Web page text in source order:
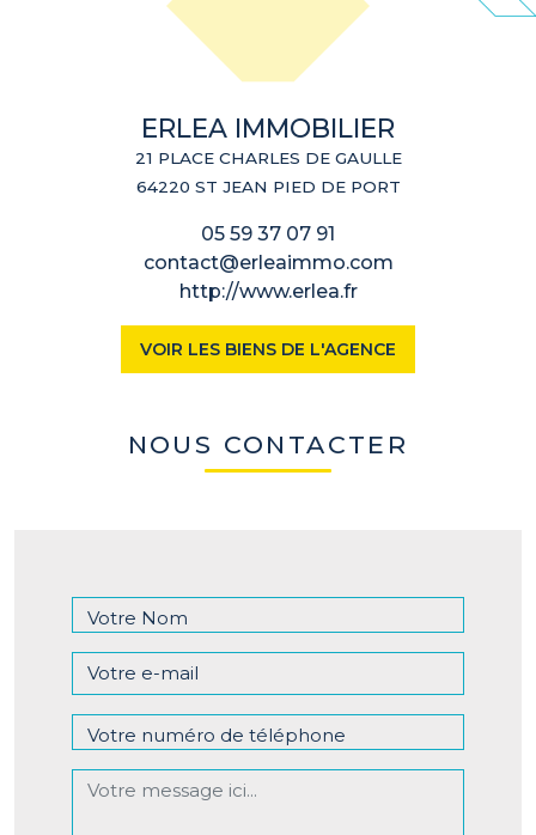
ERLEA IMMOBILIER
21 PLACE CHARLES DE GAULLE
64220 ST JEAN PIED DE PORT
05 59 37 07 91
contact@erleaimmo.com
http://www.erlea.fr
VOIR LES BIENS DE L'AGENCE
NOUS CONTACTER